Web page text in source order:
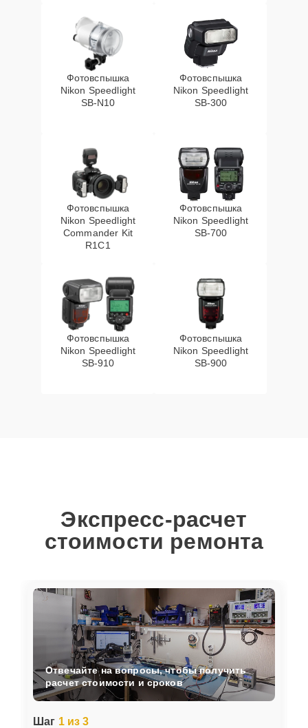
Фотовспышка
Nikon Speedlight
SB-N10
Фотовспышка
Nikon Speedlight
SB-300
Фотовспышка
Nikon Speedlight
Commander Kit
R1C1
Фотовспышка
Nikon Speedlight
SB-700
Фотовспышка
Nikon Speedlight
SB-910
Фотовспышка
Nikon Speedlight
SB-900
Экспресс-расчет
стоимости ремонта
Шаг 1 из 3
Отвечайте на вопросы, чтобы получить
расчет стоимости и сроков